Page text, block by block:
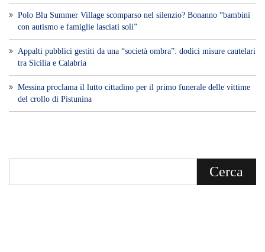
Polo Blu Summer Village scomparso nel silenzio? Bonanno “bambini
con autismo e famiglie lasciati soli”
Appalti pubblici gestiti da una “società ombra”: dodici misure cautelari
tra Sicilia e Calabria
Messina proclama il lutto cittadino per il primo funerale delle vittime
del crollo di Pistunina